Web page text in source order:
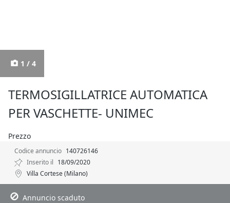
1 / 4
TERMOSIGILLATRICE AUTOMATICA
PER VASCHETTE- UNIMEC
Prezzo
Codice annuncio 140726146
Inserito il 18/09/2020
Villa Cortese (Milano)
Descrizione
Dettagli Posizione Richiedi Info
Annuncio scaduto